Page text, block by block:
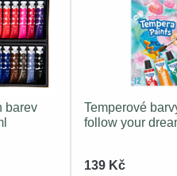
barev
Temperové
follow your
139 Kč